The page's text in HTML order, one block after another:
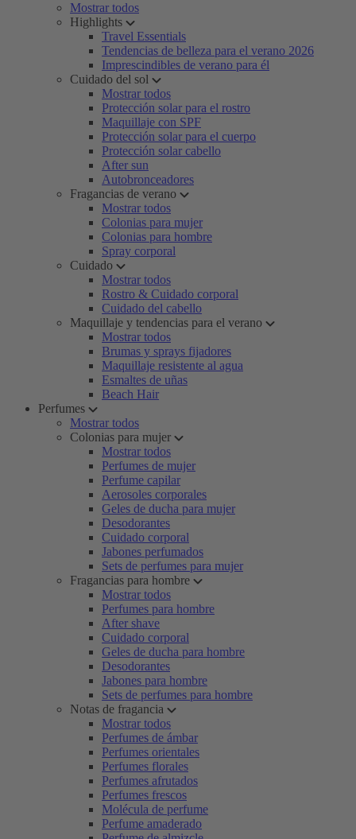
Mostrar todos
Highlights
Travel Essentials
Tendencias de belleza para el verano 2026
Imprescindibles de verano para él
Cuidado del sol
Mostrar todos
Protección solar para el rostro
Maquillaje con SPF
Protección solar para el cuerpo
Protección solar cabello
After sun
Autobronceadores
Fragancias de verano
Mostrar todos
Colonias para mujer
Colonias para hombre
Spray corporal
Cuidado
Mostrar todos
Rostro & Cuidado corporal
Cuidado del cabello
Maquillaje y tendencias para el verano
Mostrar todos
Brumas y sprays fijadores
Maquillaje resistente al agua
Esmaltes de uñas
Beach Hair
Perfumes
Mostrar todos
Colonias para mujer
Mostrar todos
Perfumes de mujer
Perfume capilar
Aerosoles corporales
Geles de ducha para mujer
Desodorantes
Cuidado corporal
Jabones perfumados
Sets de perfumes para mujer
Fragancias para hombre
Mostrar todos
Perfumes para hombre
After shave
Cuidado corporal
Geles de ducha para hombre
Desodorantes
Jabones para hombre
Sets de perfumes para hombre
Notas de fragancia
Mostrar todos
Perfumes de ámbar
Perfumes orientales
Perfumes florales
Perfumes afrutados
Perfumes frescos
Molécula de perfume
Perfume amaderado